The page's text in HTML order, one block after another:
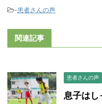
-患者さんの声
関連記事
患者さんの声
息子はし